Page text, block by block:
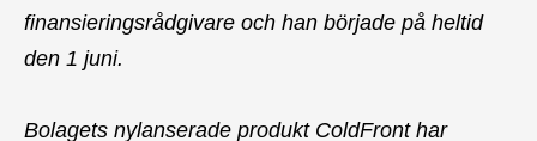
finansieringsrådgivare och han började på heltid
den 1 juni.
Bolagets nylanserade produkt ColdFront har